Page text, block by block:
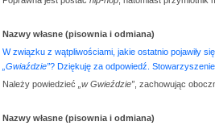
Nazwy własne (pisownia i odmiana)
W związku z wątpliwościami, jakie ostatnio pojawiły
„Gwiaździe”? Dziękuję za odpowiedź.
Należy powiedzieć
„w Gwieździe” , zachowując
Nazwy własne (pisownia i odmiana)